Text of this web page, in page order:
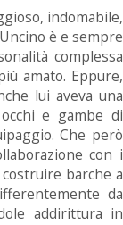
indomabile,
è e sempre
complessa
amato. Eppure,
lui aveva una
e gambe di
Che però
con i
barche a
da
addirittura in